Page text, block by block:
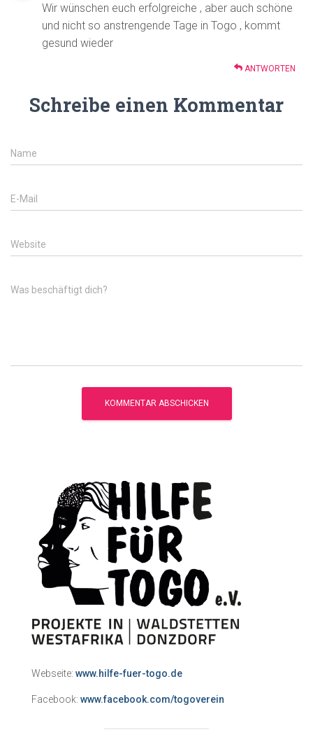
Wir wünschen euch erfolgreiche , aber auch schöne
und nicht so anstrengende Tage in Togo , kommt
gesund wieder
ANTWORTEN
Schreibe einen Kommentar
Name
E-Mail
Website
Was beschäftigt dich?
Webseite: www.hilfe-fuer-togo.de
Facebook: www.facebook.com/togoverein